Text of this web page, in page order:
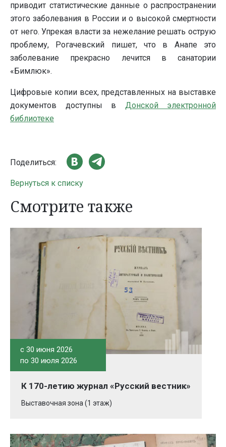
приводит статистические данные о распространении
этого заболевания в России и о высокой смертности
от него. Упрекая власти за нежелание решать острую
проблему, Рогачевский пишет, что в Анапе это
заболевание прекрасно лечится в санатории
«Бимлюк».
Цифровые копии всех, представленных на выставке
документов доступны в Донской электронной
библиотеке
Поделиться:
Вернуться к списку
Смотрите также
c 30 июня 2026
по 30 июля 2026
К 170-летию журнал «Русский вестник»
Выставочная зона (1 этаж)